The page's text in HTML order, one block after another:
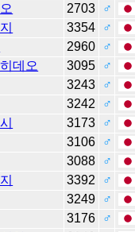
2703
♂
3354
♂
2960
♂
데오 3095
♂
3243
♂
3242
♂
3173
♂
3106
♂
3088
♂
3392
♂
3249
♂
3176
♂